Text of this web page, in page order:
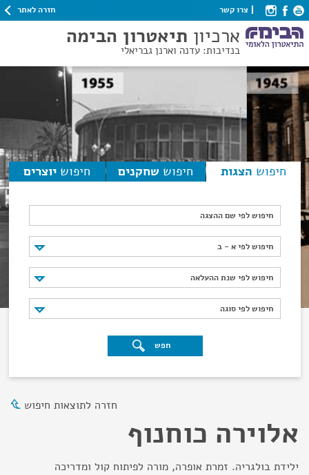
צרו קשר חזרה לאתר
ארכיון תיאטרון הבימה
בנדיבות: עדנה וארנן גבריאלי
חיפוש הצגות חיפוש שחקנים חיפוש יוצרים
חיפוש לפי שם ההצגה
חיפוש לפי א - ב
חיפוש לפי א - ב
חיפוש לפי שנת ההעלאה
חיפוש לפי שנת ההעלאה
חיפוש לפי סוגה
חיפוש לפי סוגה
חפש
חזרה לתוצאות חיפוש
אלוירה כוחנוף
ילידת בולגריה. זמרת אופרה, מורה לפיתוח קול ומדריכה